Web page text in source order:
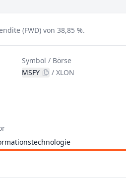
(FWD) von 38,85 %.
Symbol / Börse
MSFY
/XLON